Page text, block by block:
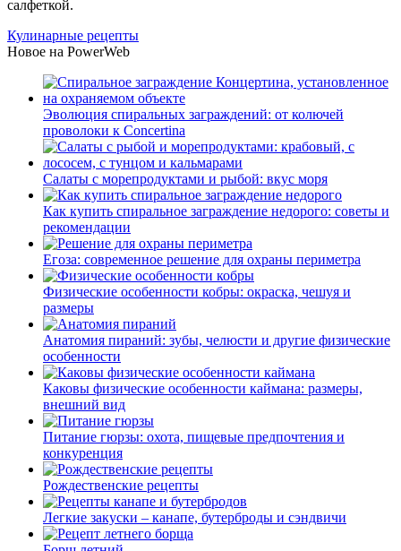
салфеткой.
Кулинарные рецепты
Новое на PowerWeb
Эволюция спиральных заграждений: от колючей
проволоки к Concertina
Салаты с морепродуктами и рыбой: вкус моря
Как купить спиральное заграждение недорого: советы и
рекомендации
Егоза: современное решение для охраны периметра
Физические особенности кобры: окраска, чешуя и
размеры
Анатомия пираний: зубы, челюсти и другие физические
особенности
Каковы физические особенности каймана: размеры,
внешний вид
Питание гюрзы: охота, пищевые предпочтения и
конкуренция
Рождественские рецепты
Легкие закуски – канапе, бутерброды и сэндвичи